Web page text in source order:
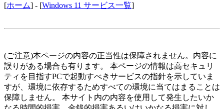
[ホーム] - [Windows 11 サービス一覧]
(ご注意)本ページの内容の正当性は保障されません。内容に
誤りがある場合も有ります。 本ページの情報は高セキュリ
ティを目指すPCで起動すべきサービスの指針を示していま
すが、環境に依存するためすべての環境に当てはまることは
保障しません。 本サイト内の内容を使用して発生したいか